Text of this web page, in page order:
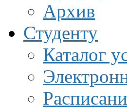
Архив
Студенту
Каталог